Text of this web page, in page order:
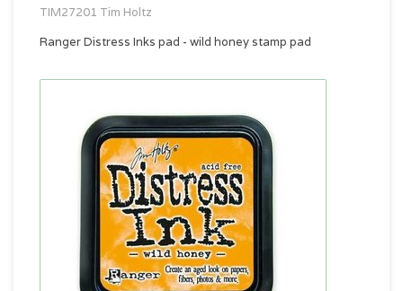
TIM27201 Tim Holtz
Ranger Distress Inks pad - wild honey stamp pad